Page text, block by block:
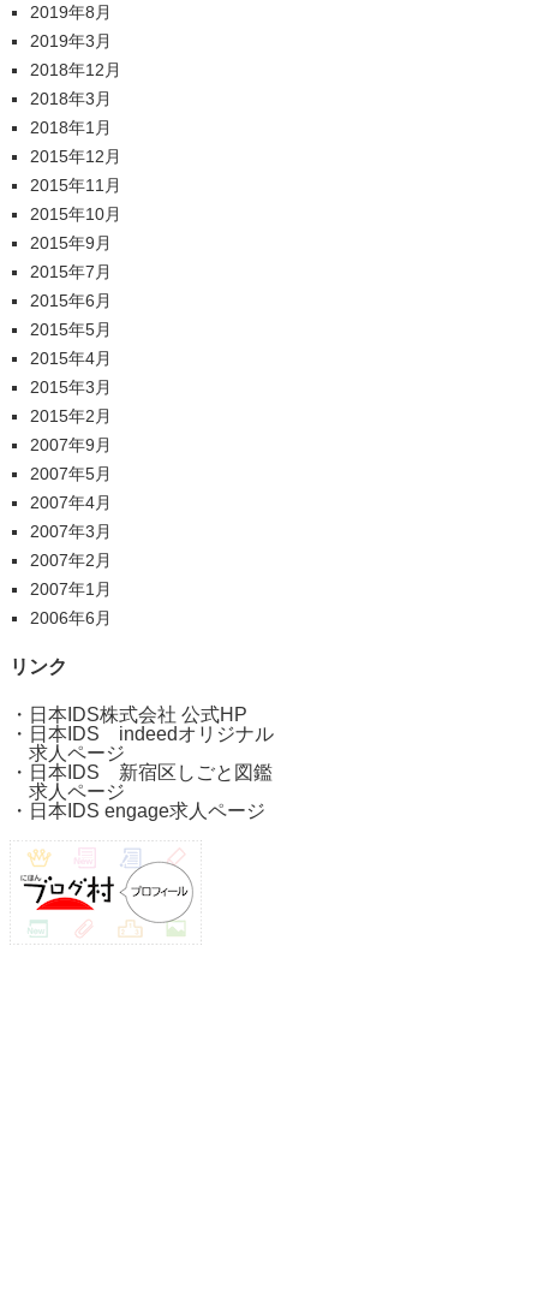
2019年8月
2019年3月
2018年12月
2018年3月
2018年1月
2015年12月
2015年11月
2015年10月
2015年9月
2015年7月
2015年6月
2015年5月
2015年4月
2015年3月
2015年2月
2007年9月
2007年5月
2007年4月
2007年3月
2007年2月
2007年1月
2006年6月
リンク
・ 日本IDS株式会社 公式HP
・ 日本IDS indeedオリジナル
求人ページ
・ 日本IDS 新宿区しごと図鑑
求人ページ
・ 日本IDS engage求人ページ